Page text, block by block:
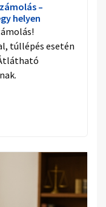
–
helyen
túllépés esetén